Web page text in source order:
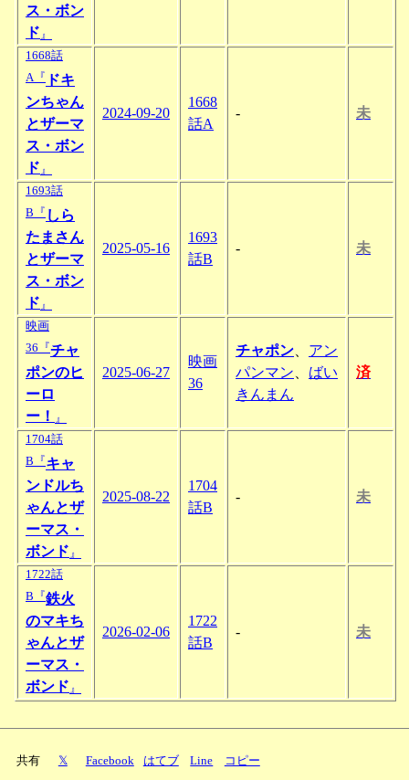
ス・ボン
ド 』
1668話
A『 ドキ
ンちゃん
とザーマ
ス・ボン
ド 』
2024-09-20
1668
話A
- 未
1693話
B『 しら
たまさん
とザーマ
ス・ボン
ド 』
2025-05-16
1693
話B
- 未
映画
36『チャ
ポンのヒ
ーロ
ー！
』
2025-06-27
映画
36
チャポン
アン
パンマン
ばい
きんまん
済
1704話
B『キャ
ンドルち
ゃんとザ
ーマス・
ボンド 』
2025-08-22
1704
話B
- 未
1722話
B『鉄火
のマキち
ゃんとザ
ーマス・
ボンド 』
2026-02-06
1722
話B
- 未
共有 𝕏 Facebook はてブ Line コピー